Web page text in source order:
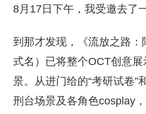
8月17日下午，我受邀去了
到那才发现，《流放之路：
式名）已将整个OCT创意
景。从进门给的“考研试卷”
刑台场景及各角色cosplay